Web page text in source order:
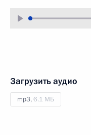
Загрузить аудио
mp3,6.1 МБ